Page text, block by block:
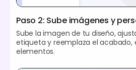
Paso 2: Sube imágenes y
Sube la imagen de tu diseño,
etiqueta y reemplaza el acabado,
elementos.